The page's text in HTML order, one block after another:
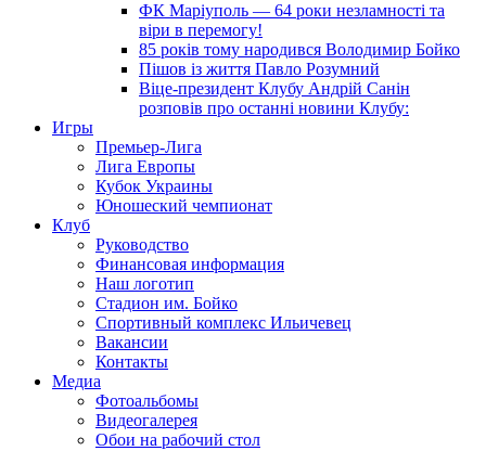
ФК Маріуполь — 64 роки незламності та
віри в перемогу!
85 років тому народився Володимир Бойко
Пішов із життя Павло Розумний
Віце-президент Клубу Андрій Санін
розповів про останні новини Клубу:
Игры
Премьер-Лига
Лига Европы
Кубок Украины
Юношеский чемпионат
Клуб
Руководство
Финансовая информация
Наш логотип
Стадион им. Бойко
Спортивный комплекс Ильичевец
Вакансии
Контакты
Медиа
Фотоальбомы
Видеогалерея
Обои на рабочий стол